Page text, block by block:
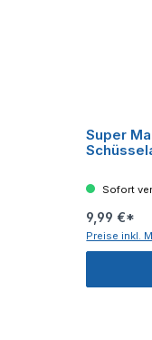
Super
Sofort
9,99 €*
Preise inkl.